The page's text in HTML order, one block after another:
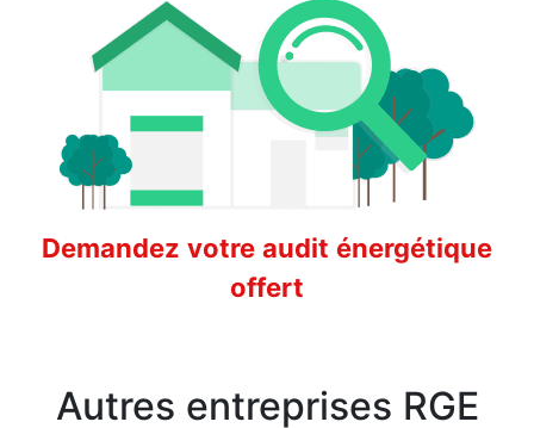
Demandez votre audit énergétique
offert
Autres entreprises RGE